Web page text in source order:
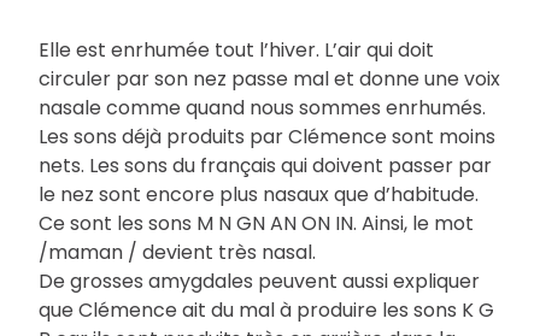
Elle est enrhumée tout l’hiver. L’air qui doit
circuler par son nez passe mal et donne une voix
nasale comme quand nous sommes enrhumés.
Les sons déjà produits par Clémence sont moins
nets. Les sons du français qui doivent passer par
le nez sont encore plus nasaux que d’habitude.
Ce sont les sons M N GN AN ON IN. Ainsi, le mot
/maman / devient très nasal.
De grosses amygdales peuvent aussi expliquer
que Clémence ait du mal à produire les sons K G